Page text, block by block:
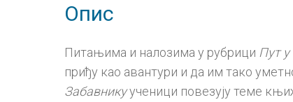
Опис
Питањима и налозима у рубрици Пут
приђу као авантури и да им тако
Забавникуученици повезују теме